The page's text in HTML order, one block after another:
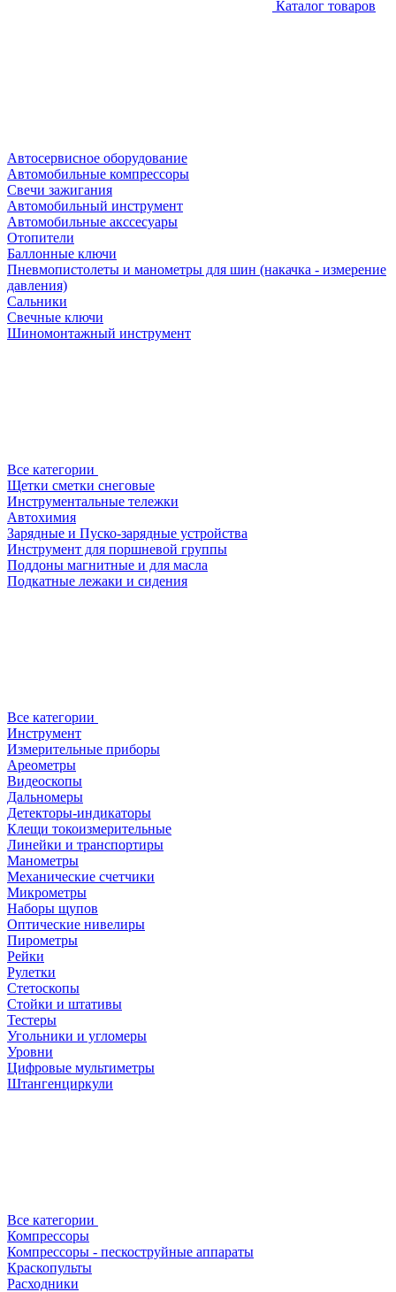
Каталог товаров
Автосервисное оборудование
Автомобильные компрессоры
Свечи зажигания
Автомобильный инструмент
Автомобильные акссесуары
Отопители
Баллонные ключи
Пневмопистолеты и манометры для шин (накачка - измерение
давления)
Сальники
Свечные ключи
Шиномонтажный инструмент
Все категории
Щетки сметки снеговые
Инструментальные тележки
Автохимия
Зарядные и Пуско-зарядные устройства
Инструмент для поршневой группы
Поддоны магнитные и для масла
Подкатные лежаки и сидения
Все категории
Инструмент
Измерительные приборы
Ареометры
Видеоскопы
Дальномеры
Детекторы-индикаторы
Клещи токоизмерительные
Линейки и транспортиры
Манометры
Механические счетчики
Микрометры
Наборы щупов
Оптические нивелиры
Пирометры
Рейки
Рулетки
Стетоскопы
Стойки и штативы
Тестеры
Угольники и угломеры
Уровни
Цифровые мультиметры
Штангенциркули
Все категории
Компрессоры
Компрессоры - пескоструйные аппараты
Краскопульты
Расходники